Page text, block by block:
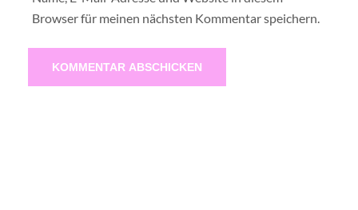
Browser für meinen nächsten Kommentar speichern.